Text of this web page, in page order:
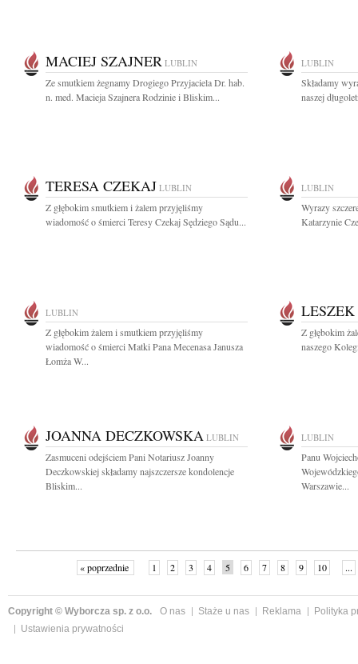
MACIEJ SZAJNER LUBLIN
Ze smutkiem żegnamy Drogiego Przyjaciela Dr. hab.
n. med. Macieja Szajnera Rodzinie i Bliskim...
LUBLIN
Składamy
naszej
TERESA CZEKAJ LUBLIN
Z głębokim smutkiem i żalem przyjęliśmy
wiadomość o śmierci Teresy Czekaj Sędziego Sądu...
LUBLIN
Wyrazy
Katarzynie
LUBLIN
Z głębokim żalem i smutkiem przyjęliśmy
wiadomość o śmierci Matki Pana Mecenasa Janusza
Łomża W...
Z głębokim
naszego
JOANNA DECZKOWSKA LUBLIN
Zasmuceni odejściem Pani Notariusz Joanny
Deczkowskiej składamy najszczersze kondolencje
Bliskim...
LUBLIN
Panu
Warszawie...
« poprzednie 1 2 3 4 5 6 7 8 9 10 ...
Copyright © Wyborcza sp. z o.o. O nas Staże u nas Reklama
Polityka
Ustawienia prywatności